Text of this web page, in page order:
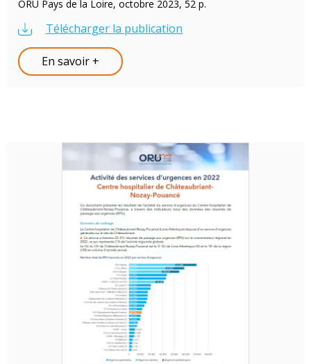
ORU Pays de la Loire, octobre 2023, 52 p.
Télécharger la publication
En savoir +